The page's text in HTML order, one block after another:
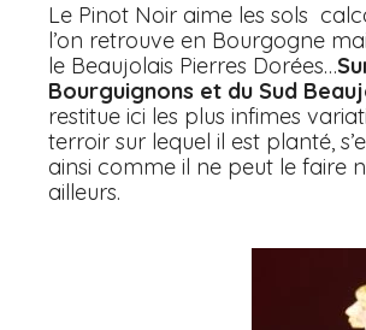
Le Pinot Noir aime les sols
l’on retrouve en Bourgogne
le Beaujolais Pierres Dorées…
Bourguignons et du Sud
restitue ici les plus infimes
terroir sur lequel il est planté,
ainsi comme il ne peut le faire
ailleurs.